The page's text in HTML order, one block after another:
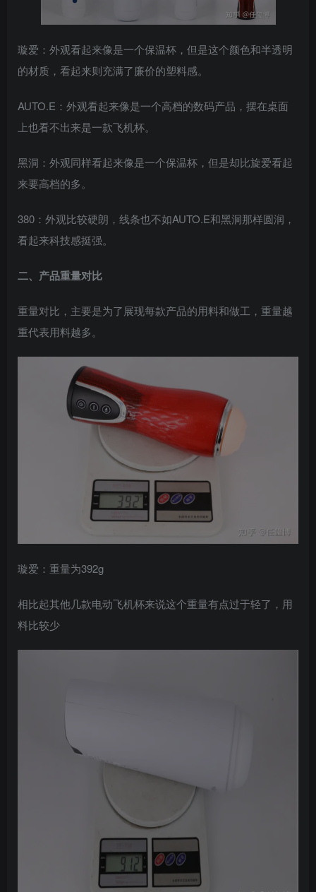
璇爱：外观看起来像是一个保温杯，但是这个颜色和半透明
的材质，看起来则充满了廉价的塑料感。
AUTO.E：外观看起来像是一个高档的数码产品，摆在桌面
上也看不出来是一款飞机杯。
黑洞：外观同样看起来像是一个保温杯，但是却比旋爱看起
来要高档的多。
380：外观比较硬朗，线条也不如AUTO.E和黑洞那样圆润，
看起来科技感挺强。
二、产品重量对比
重量对比，主要是为了展现每款产品的用料和做工，重量越
重代表用料越多。
璇爱：重量为392g
相比起其他几款电动飞机杯来说这个重量有点过于轻了，用
料比较少